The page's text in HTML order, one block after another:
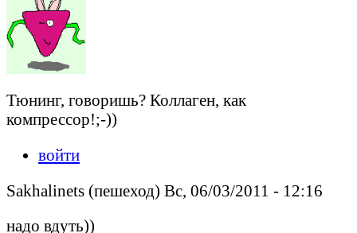
Тюнинг, говоришь? Коллаген, как
компрессор!;-))
войти
Sakhalinets (пешеход) Вс, 06/03/2011 - 12:16
надо вдуть))